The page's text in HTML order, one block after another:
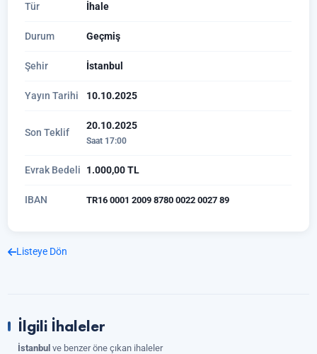
Tür İhale
Durum Geçmiş
Şehir İstanbul
Yayın Tarihi 10.10.2025
Son Teklif
20.10.2025
Saat 17:00
Evrak Bedeli 1.000,00 TL
IBAN TR16 0001 2009 8780 0022 0027 89
Listeye Dön
İlgili İhaleler
İstanbul ve benzer öne çıkan ihaleler